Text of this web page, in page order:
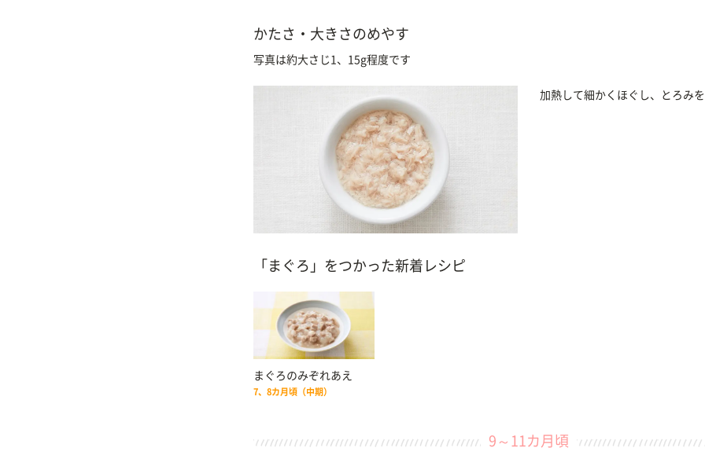
かたさ・大きさのめやす
写真は約大さじ1、15g程度です
加熱して細かくほぐし、とろみ
「まぐろ」をつかった新着レシピ
まぐろのみぞれあえ
7、8カ月頃（中期）
9～11カ月頃